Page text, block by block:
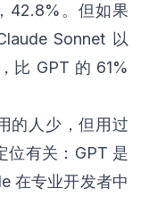
42.8%。但如果
Sonnet 以
比 GPT 的 61%
的人少，但用过
位有关：GPT 是
在专业开发者中